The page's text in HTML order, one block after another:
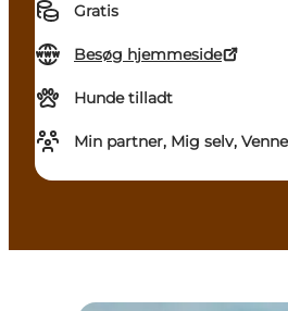
Gratis
Besøg hjemmeside
Hunde tilladt
Min partner, Mig selv,